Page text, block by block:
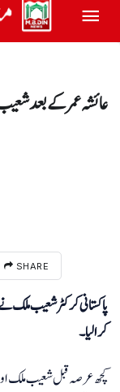
عائشہ عمر کےبعد
SHARE
پاکستانی کرکٹر شعیب ملک
کرالیا۔
کچھ عرصہ قبل شعیب ملک